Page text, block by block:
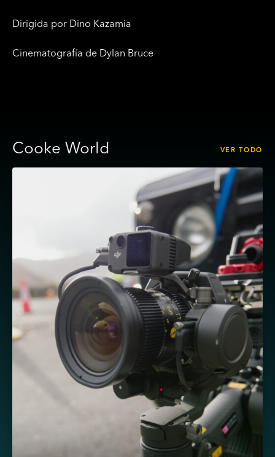
Dirigida por Dino Kazamia
Cinematografía de Dylan Bruce
Cooke World VER TODO
lente